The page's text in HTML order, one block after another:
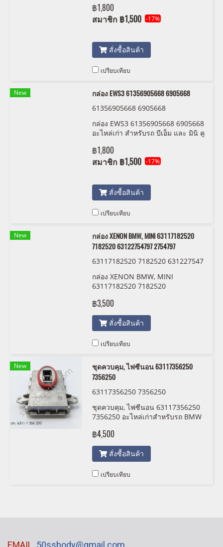
ตรวจสอบสภาพจากรูปถ่ายก่อนสั่งซื้อ
ไม่รับคืน
฿1,800
สมาชิก ฿1,500 -17%
สั่งซื้อสินค้า
เปรียบเทียบ
New
กล่อง EWS3 61356905668 6905668
61356905668 6905668
กล่อง EWS3 61356905668 6905668
อะไหล่เก่า สำหรับรถ บีเอ็ม และ มินิ คู
ก่อนสั่งซื้อ ไม่รับคืน
฿1,800
สมาชิก ฿1,500 -17%
สั่งซื้อสินค้า
เปรียบเทียบ
New
กล่อง XENON BMW, MINI 63117182520
7182520 63122754797 2754797
63117182520 7182520 631227547
กล่อง XENON BMW, MINI
63117182520 7182520
สำหรับรถ BMW และ มินิคูเปอร์ สามา
รถนำาถมาทดสอบได้ก่อนสั่งซื้อ สภาพ
สวยพร้อมใช้งาน โปรดตรวจสอบ
สภาพจากรูปถ่ายก่อนสั่งซื้อ ไม่รับคืน
สินค้า
฿3,500
สั่งซื้อสินค้า
เปรียบเทียบ
New
ชุดควบคุม, ไฟซีนอน 63117356250
7356250
63117356250 7356250
ชุดควบคุม, ไฟซีนอน 63117356250
7356250 อะไหล่เก่าสำหรับรถ BMW
โปรดตรวจสอบสภาพจากรูปถ่ายก่อน
สั่งซื้อ ไม่รับคืนสินค้า
฿4,500
สั่งซื้อสินค้า
เปรียบเทียบ
EMAIL 50ssbody@gmail.com